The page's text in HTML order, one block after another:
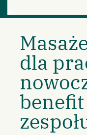
dla